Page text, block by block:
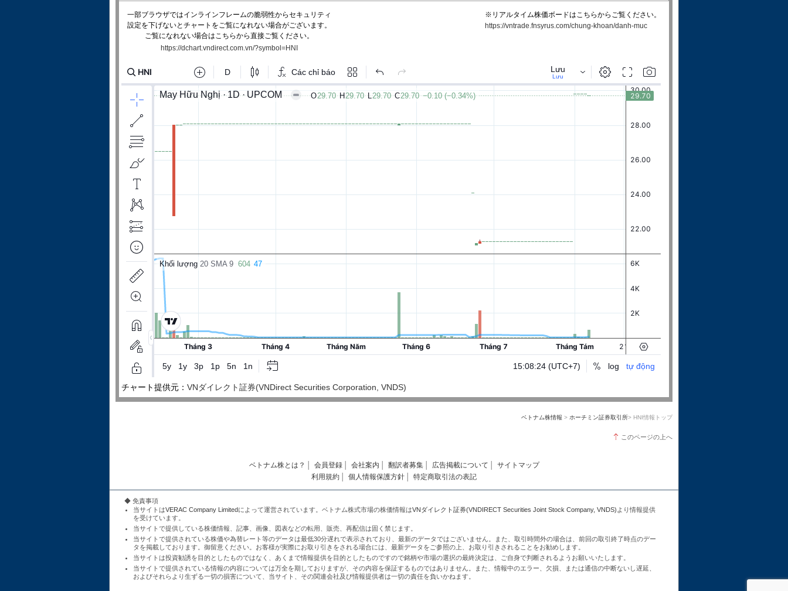
※リアルタイム株価ボードはこちらからご覧ください。
https://vntrade.fnsyrus.com/chung-khoan/danh-muc
一部ブラウザではインラインフレームの脆弱性からセキュリティ
設定を下げないとチャートをご覧になれない場合がございます。
ご覧になれない場合はこちらから直接ご覧ください。
https://dchart.vndirect.com.vn/?symbol=HNI
チャート提供元： VNダイレクト証券(VNDirect Securities Corporation, VNDS)
ベトナム株情報 > ホーチミン証券取引所> HNI情報トップ
このページの上へ
ベトナム株とは？ 会員登録 会社案内 翻訳者募集 広告掲載について
サイトマップ
利用規約
個人情報保護方針 特定商取引法の表記
◆ 免責事項
当サイトはVERAC Company Limitedによって運営されています。ベトナム株式市場の株価情報はVNダイレクト証券(VNDIRECT Securities Joint Stock Company, VNDS) より情報提供
を受けています。
当サイトで提供している株価情報、記事、画像、図表などの転用、販売、再配信は固く禁じます。
当サイトで提供されている株価や為替レート等のデータは最低30分遅れで表示されており、最新のデータではございません。また、取引時間外の場合は、前回の取引終了時点のデー
タを掲載しております。御留意ください。お客様が実際にお取り引きをされる場合には、最新データをご参照の上、お取り引きされることをお勧めします。
当サイトは投資勧誘を目的としたものではなく、あくまで情報提供を目的としたものですので銘柄や市場の選択の最終決定は、ご自身で判断されるようお願いいたします。
当サイトで提供されている情報の内容については万全を期しておりますが、その内容を保証するものではありません。また、情報中のエラー、欠損、または通信の中断ないし遅延、
およびそれらより生ずる一切の損害について、当サイト、その関連会社及び情報提供者は一切の責任を負いかねます。